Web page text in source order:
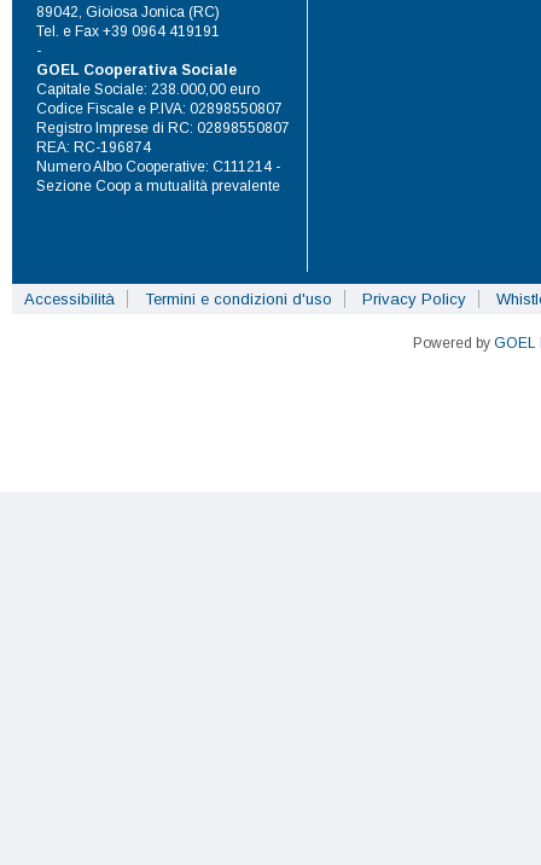
89042, Gioiosa Jonica (RC)
Tel. e Fax +39 0964 419191
-
GOEL Cooperativa Sociale
Capitale Sociale: 238.000,00 euro
Codice Fiscale e P.IVA: 02898550807
Registro Imprese di RC: 02898550807
REA: RC-196874
Numero Albo Cooperative: C111214 -
Sezione Coop a mutualità prevalente
Accessibilità Termini e condizioni d'uso Privacy Policy
Powered by GOEL